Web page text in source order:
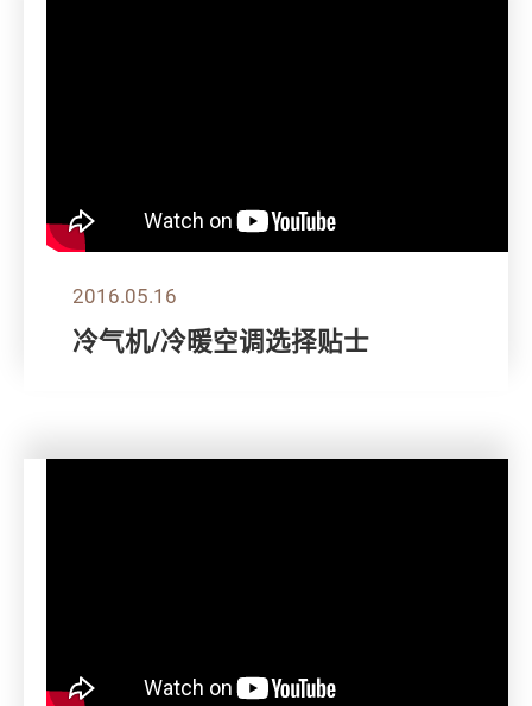
2016.05.16
冷气机/冷暖空调选择贴士